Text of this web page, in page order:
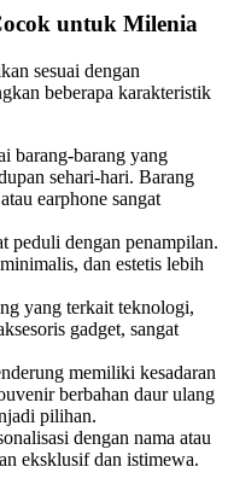
untuk Milenia
sesuai dengan
beberapa karakteristik
barang-barang yang
sehari-hari. Barang
earphone sangat
peduli dengan penampilan.
dan estetis lebih
yang terkait teknologi,
gadget, sangat
memiliki kesadaran
berbahan daur ulang
pilihan.
dengan nama atau
eksklusif dan istimewa.